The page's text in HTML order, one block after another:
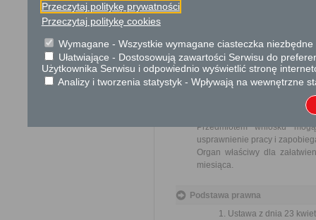
Brak
Skargi i wnioski
Przedmiotem skargi może
ich pracowników, naruszenie
Przedmiotem wniosku
usprawnienie pracy i
Organ właściwy dla
miesiąca.
Podstawa prawna
Ustawa z dnia 23
Przeczytaj politykę prywatności
Przeczytaj politykę cookies
Wymagane - Wszystkie wymagane ciasteczka
Ułatwiające - Dostosowują zawartości Serwisu do
Użytkownika Serwisu i odpowiednio wyświetlić stronę
Analizy i tworzenia statystyk - Wpływają na wewnętrzne